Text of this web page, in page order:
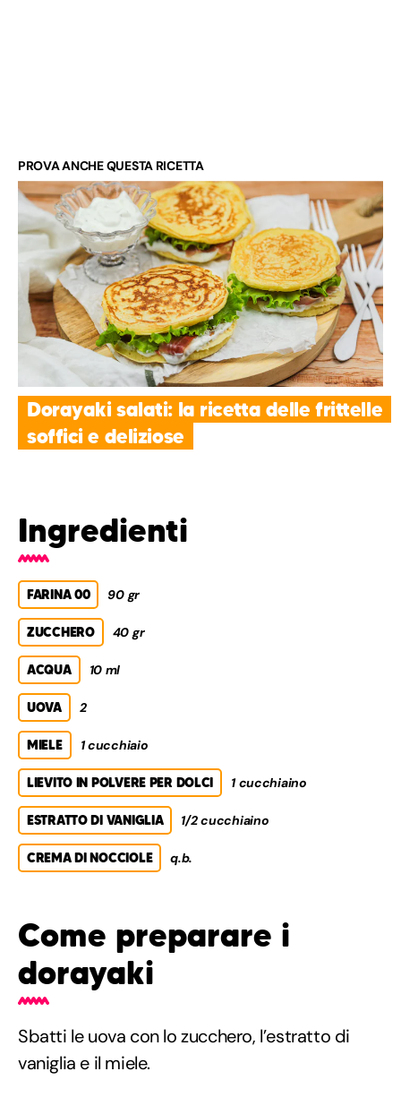
PROVA ANCHE QUESTA RICETTA
Dorayaki salati: la ricetta delle frittelle
soffici e deliziose
Ingredienti
FARINA 00 90 gr
ZUCCHERO 40 gr
ACQUA 10 ml
UOVA 2
MIELE 1 cucchiaio
LIEVITO IN POLVERE PER DOLCI 1 cucchiaino
ESTRATTO DI VANIGLIA 1/2 cucchiaino
CREMA DI NOCCIOLE q.b.
Come preparare i
dorayaki
Sbatti le uova con lo zucchero, l’estratto di
vaniglia e il miele.